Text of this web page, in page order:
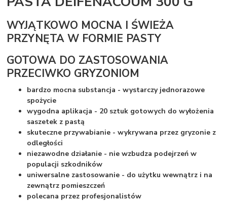
WYJĄTKOWO MOCNA I ŚWIEŻA
PRZYNĘTA W FORMIE PASTY
GOTOWA DO ZASTOSOWANIA
PRZECIWKO GRYZONIOM
bardzo mocna substancja - wystarczy jednorazowe
spożycie
wygodna aplikacja - 20 sztuk gotowych do wyłożenia
saszetek z pastą
skuteczne przywabianie - wykrywana przez gryzonie z
odległości
niezawodne działanie - nie wzbudza podejrzeń w
populacji szkodników
uniwersalne zastosowanie - do użytku wewnątrz i na
zewnątrz pomieszczeń
polecana przez profesjonalistów